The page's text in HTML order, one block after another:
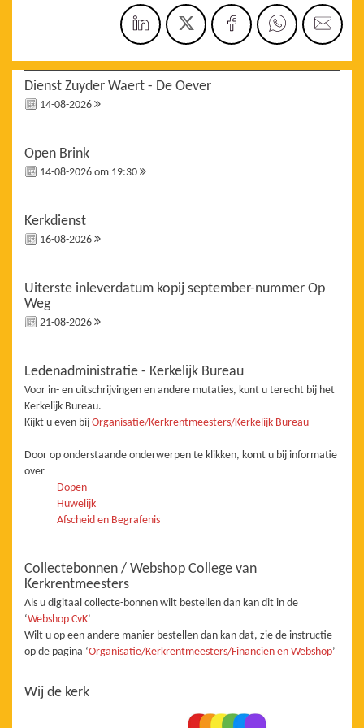
Dienst Zuyder Waert - De Oever
14-08-2026
Open Brink
14-08-2026 om 19:30
Kerkdienst
16-08-2026
Uiterste inleverdatum kopij september-nummer Op
Weg
21-08-2026
Ledenadministratie - Kerkelijk Bureau
Voor in- en uitschrijvingen en andere mutaties, kunt u terecht bij het
Kerkelijk Bureau.
Kijkt u even bij Organisatie/Kerkrentmeesters/Kerkelijk Bureau
Door op onderstaande onderwerpen te klikken, komt u bij informatie
over
Dopen
Huwelijk
Afscheid en Begrafenis
Collectebonnen / Webshop College van
Kerkrentmeesters
Als u digitaal collecte-bonnen wilt bestellen dan kan dit in de
‘Webshop CvK’
Wilt u op een andere manier bestellen dan kan dat, zie de instructie
op de pagina ‘Organisatie/Kerkrentmeesters/Financiën en Webshop’
Wij de kerk